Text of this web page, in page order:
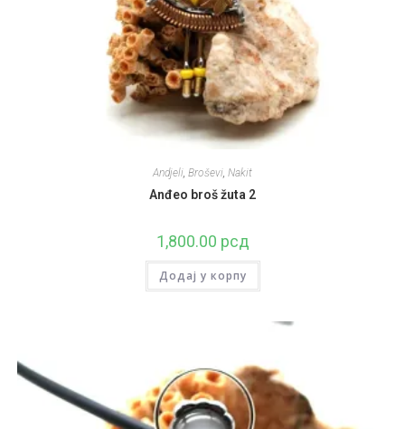
Andjeli, Broševi, Nakit
Anđeo broš žuta 2
1,800.00 рсд
Додај у корпу